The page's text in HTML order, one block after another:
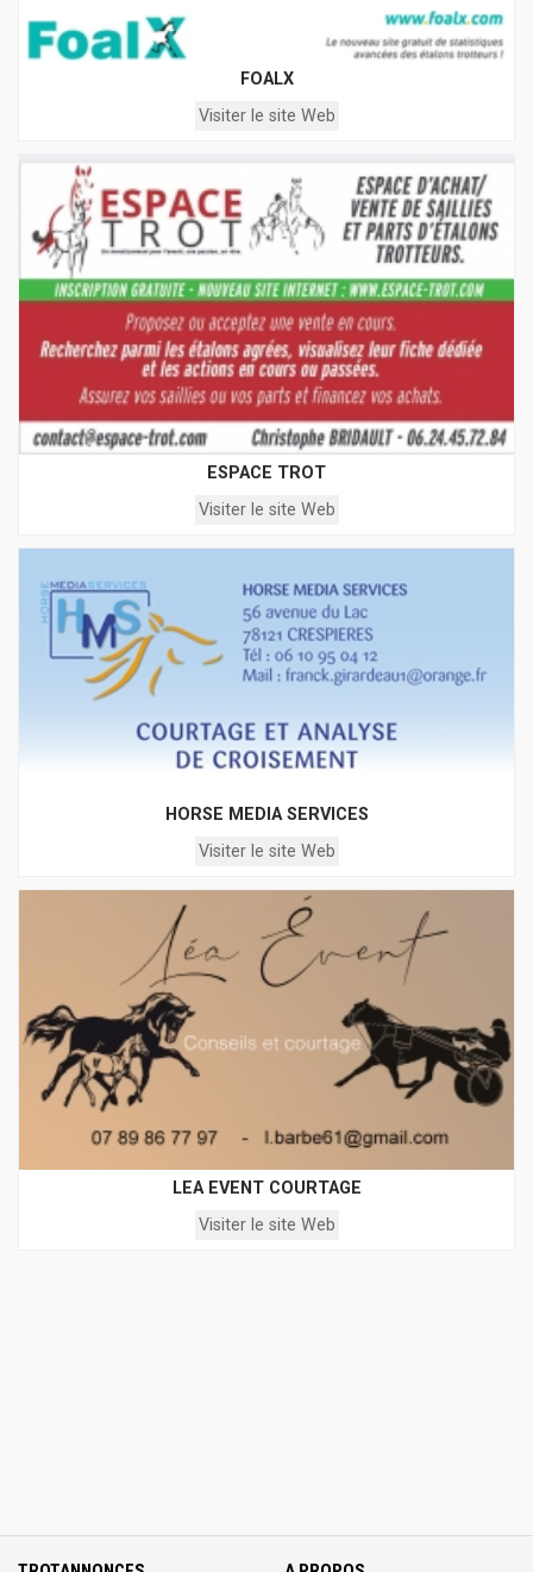
FOALX
Visiter le site Web
ESPACE TROT
Visiter le site Web
HORSE MEDIA SERVICES
Visiter le site Web
LEA EVENT COURTAGE
Visiter le site Web